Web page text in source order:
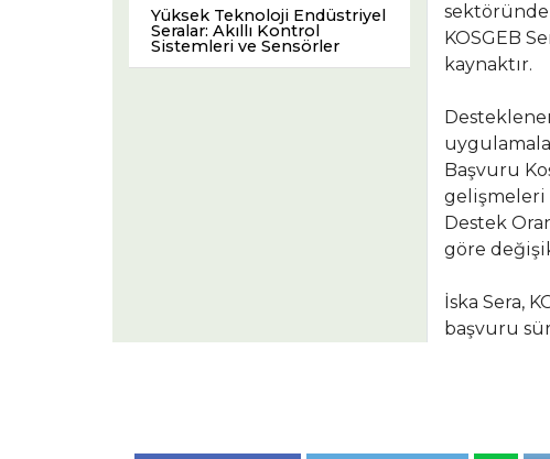
Yüksek Teknoloji Endüstriyel
Seralar: Akıllı Kontrol
Sistemleri ve Sensörler
KOSGEB
kaynaktır.
Başvuru
gelişmeleri
Destek
göre
İska Sera,
başvuru